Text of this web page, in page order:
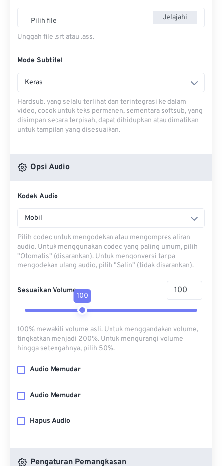
Pilih file Jelajahi
Unggah file .srt atau .ass.
Mode Subtitel
Keras
Hardsub, yang selalu terlihat dan terintegrasi ke dalam
video, cocok untuk teks permanen, sementara softsub, yang
disimpan secara terpisah, dapat dihidupkan atau dimatikan
untuk tampilan yang disesuaikan.
Opsi Audio
Kodek Audio
Mobil
Pilih codec untuk mengodekan atau mengompres aliran
audio. Untuk menggunakan codec yang paling umum, pilih
"Otomatis" (disarankan). Untuk mengonversi tanpa
mengodekan ulang audio, pilih "Salin" (tidak disarankan).
Sesuaikan Volume
100
100% mewakili volume asli. Untuk menggandakan volume,
tingkatkan menjadi 200%. Untuk mengurangi volume
hingga setengahnya, pilih 50%.
Audio Memudar
Audio Memudar
Hapus Audio
Pengaturan Pemangkasan